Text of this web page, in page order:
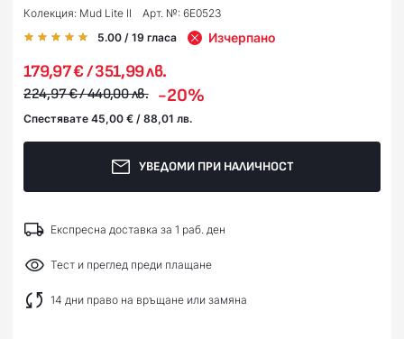
Колекция: Mud Lite II
Арт. №: 6E0523
5.00 / 19 гласа Изчерпано
179,97 € / 351,99 лв.
224,97 € / 440,00 лв. -20%
Спестявате 45,00 € / 88,01 лв.
УВЕДОМИ ПРИ НАЛИЧНОСТ
Експресна доставка за 1 раб. ден
Тест и преглед преди плащане
14 дни право на връщане или замяна